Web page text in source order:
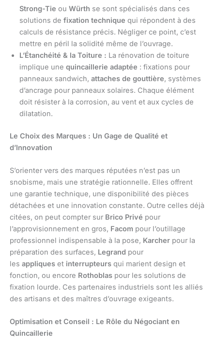
Strong-Tie ou Würth se sont spécialisés dans ces
solutions de fixation technique qui répondent à des
calculs de résistance précis. Négliger ce point, c’est
mettre en péril la solidité même de l’ouvrage.
L’Étanchéité & la Toiture : La rénovation de toiture
implique une quincaillerie adaptée : fixations pour
panneaux sandwich, attaches de gouttière, systèmes
d’ancrage pour panneaux solaires. Chaque élément
doit résister à la corrosion, au vent et aux cycles de
dilatation.
Le Choix des Marques : Un Gage de Qualité et
d’Innovation
S’orienter vers des marques réputées n’est pas un
snobisme, mais une stratégie rationnelle. Elles offrent
une garantie technique, une disponibilité des pièces
détachées et une innovation constante. Outre celles déjà
citées, on peut compter sur Brico Privé pour
l’approvisionnement en gros, Facom pour l’outillage
professionnel indispensable à la pose, Karcher pour la
préparation des surfaces, Legrand pour
les appliques et interrupteurs qui marient design et
fonction, ou encore Rothoblas pour les solutions de
fixation lourde. Ces partenaires industriels sont les alliés
des artisans et des maîtres d’ouvrage exigeants.
Optimisation et Conseil : Le Rôle du Négociant en
Quincaillerie